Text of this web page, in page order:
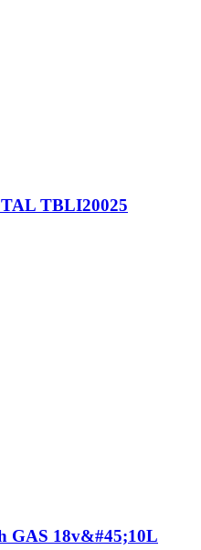
TBLI20025
GAS 18v&#45;10L